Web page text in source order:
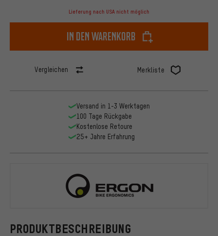
Lieferung nach USA nicht möglich
In den Warenkorb
Vergleichen Merkliste
PRODUKTBESCHREIBUNG
Versand in 1-3 Werktagen
100 Tage Rückgabe
Kostenlose Retoure
25+ Jahre Erfahrung
Ergon